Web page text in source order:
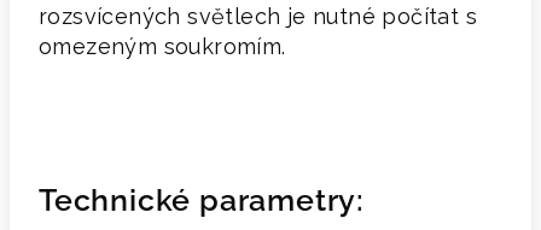
rozsvícených světlech je nutné počítat s
omezeným soukromím.
Technické parametry: